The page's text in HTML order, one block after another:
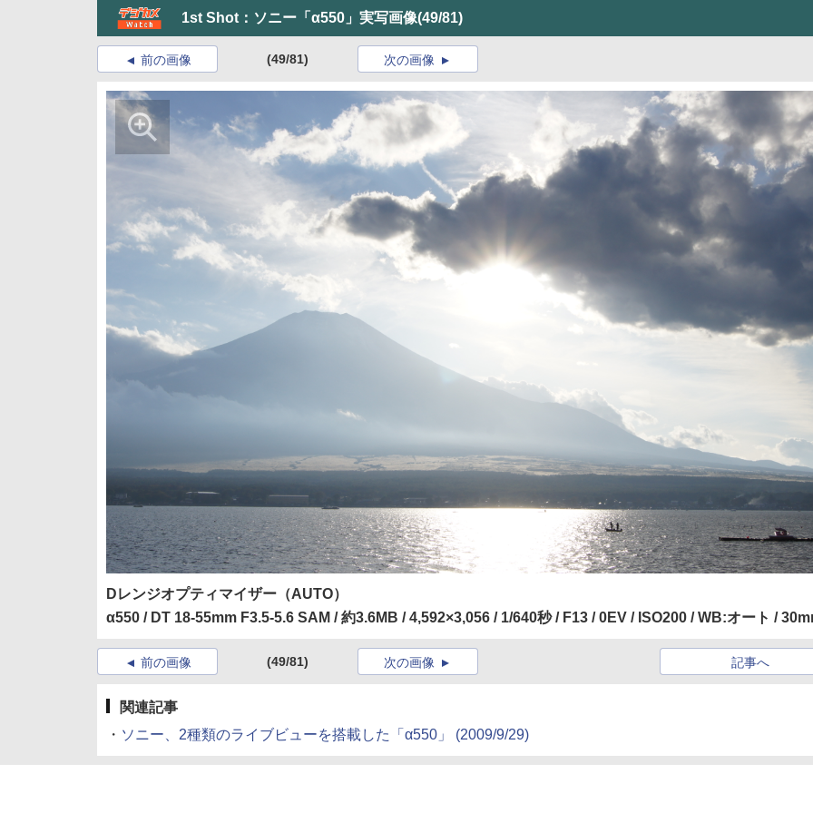
1st Shot：ソニー「α550」実写画像(49/81)
前の画像 (49/81) 次の画像
Dレンジオプティマイザー（AUTO）
α550 / DT 18-55mm F3.5-5.6 SAM / 約3.6MB / 4,592×3,056 / 1/640秒 / F13 / 0EV / ISO200 / WB:オート /
前の画像 (49/81) 記事へ
次の画像
関連記事
・ ソニー、2種類のライブビューを搭載した「α550」 (2009/9/29)